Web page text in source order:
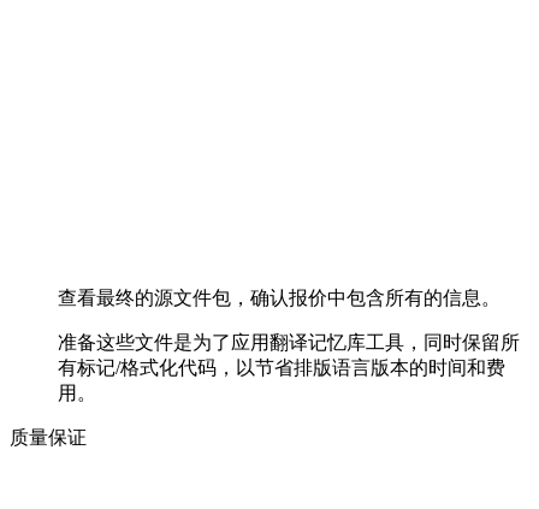
查看最终的源文件包，确认报价中包含所有的信息。
准备这些文件是为了应用翻译记忆库工具，同时保留所
有标记/格式化代码，以节省排版语言版本的时间和费
用。
质量保证